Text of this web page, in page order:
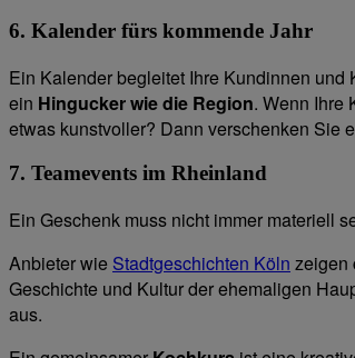
6. Kalender fürs kommende Jahr
Ein Kalender begleitet Ihre Kundinnen und
ein Hingucker wie die Region. Wenn Ihre
etwas kunstvoller? Dann verschenken Sie
7. Teamevents im Rheinland
Ein Geschenk muss nicht immer materiell
Anbieter wie Stadtgeschichten Köln zeigen
Geschichte und Kultur der ehemaligen
aus.